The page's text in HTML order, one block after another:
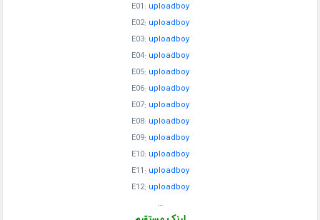
E01: uploadboy
E02: uploadboy
E03: uploadboy
E04: uploadboy
E05: uploadboy
E06: uploadboy
E07: uploadboy
E08: uploadboy
E09: uploadboy
E10: uploadboy
E11: uploadboy
E12: uploadboy
…